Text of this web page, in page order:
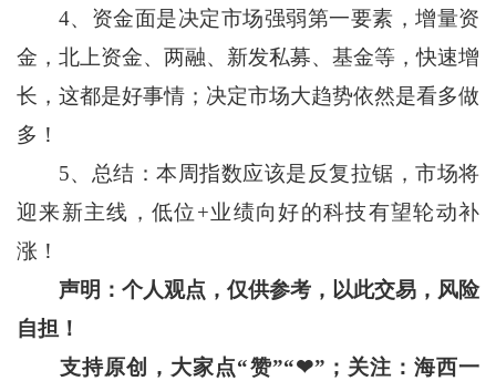
4、资金面是决定市场强弱第一要素，增量资
金，北上资金、两融、新发私募、基金等，快速增
长，这都是好事情；决定市场大趋势依然是看多做
多！
5、总结：本周指数应该是反复拉锯，市场将
迎来新主线，低位+业绩向好的科技有望轮动补
涨！
声明：个人观点，仅供参考，以此交易，风险
自担！
支持原创，大家点“赞”“❤” ；关注：海西一